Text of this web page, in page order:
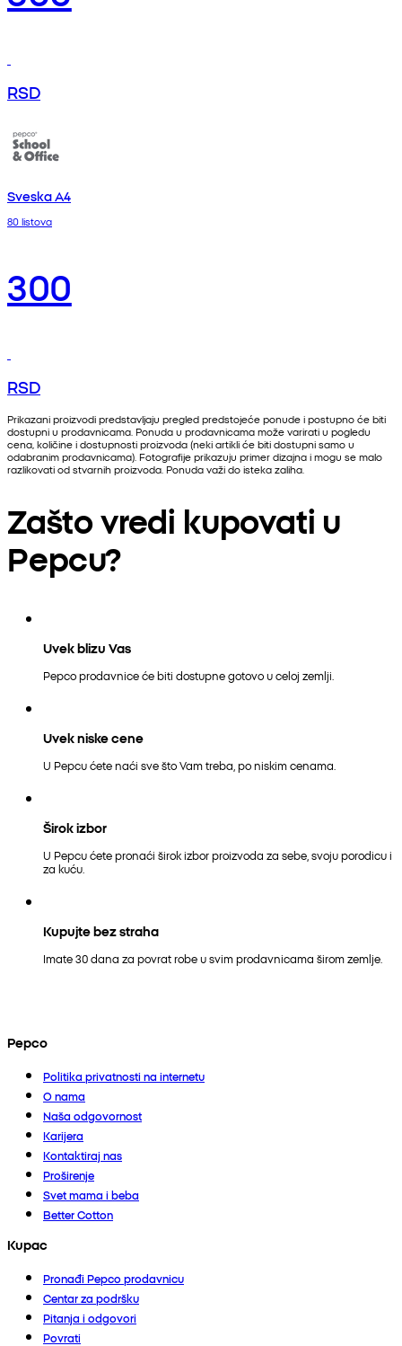
RSD
Sveska A4
80 listova
300
RSD
Prikazani proizvodi predstavljaju pregled predstojeće ponude i postupno će biti
dostupni u prodavnicama. Ponuda u prodavnicama može varirati u pogledu
cena, količine i dostupnosti proizvoda (neki artikli će biti dostupni samo u
odabranim prodavnicama). Fotografije prikazuju primer dizajna i mogu se malo
razlikovati od stvarnih proizvoda. Ponuda važi do isteka zaliha.
Zašto vredi kupovati u
Pepcu?
Uvek blizu Vas
Pepco prodavnice će biti dostupne gotovo u celoj zemlji.
Uvek niske cene
U Pepcu ćete naći sve što Vam treba, po niskim cenama.
Širok izbor
U Pepcu ćete pronaći širok izbor proizvoda za sebe, svoju porodicu i
za kuću.
Kupujte bez straha
Imate 30 dana za povrat robe u svim prodavnicama širom zemlje.
Pepco
Politika privatnosti na internetu
O nama
Naša odgovornost
Karijera
Kontaktiraj nas
Proširenje
Svet mama i beba
Better Cotton
Kupac
Pronađi Pepco prodavnicu
Centar za podršku
Pitanja i odgovori
Povrati